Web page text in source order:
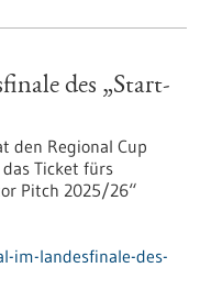
des „Start-
den Regional Cup
Ticket fürs
Pitch 2025/26“
im-landesfinale-des-